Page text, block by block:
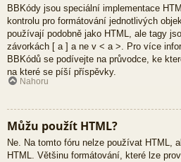
BBKódy jsou speciální implementace
kontrolu pro formátování jednotlivých
používají podobně jako HTML, ale tagy
závorkách [ a ] a ne v < a >. Pro více
BBKódů se podívejte na průvodce, ke
na které se píší příspěvky.
Nahoru
Můžu použít HTML?
Ne. Na tomto fóru nelze používat HTML,
HTML. Většinu formátování, které lze